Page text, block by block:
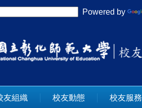
Powered by
友組織 校友動態 校友服務